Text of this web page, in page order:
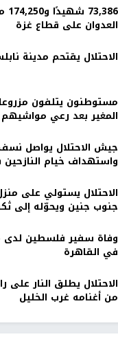
العدوان على قطاع غزة
الاحتلال يقتحم مدينة
مستوطنون يتلفون
المغير بعد رعي مواشيهم
جيش الاحتلال يواصل نسف
واستهداف خيام
الاحتلال يستولي على
جنوب جنين ويحوّله إلى
وفاة سفير فلسطين لدى
في القاهرة
الاحتلال يطلق النار على
من أغنامه غرب الخليل